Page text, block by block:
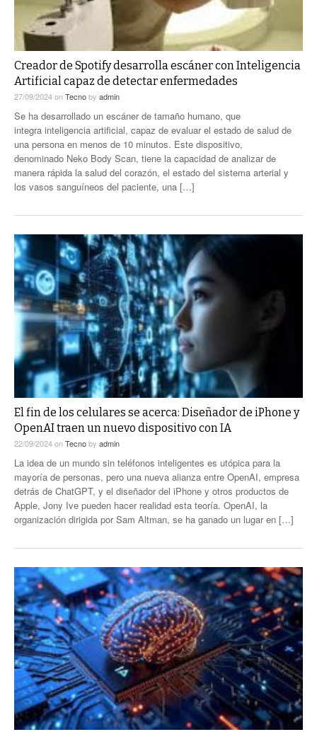
Creador de Spotify desarrolla escáner con Inteligencia
Artificial capaz de detectar enfermedades
27/09/2024onTecnoby admin
Se ha desarrollado un escáner de tamaño humano, que
integra inteligencia artificial, capaz de evaluar el estado de salud de
una persona en menos de 10 minutos. Este dispositivo,
denominado Neko Body Scan, tiene la capacidad de analizar de
manera rápida la salud del corazón, el estado del sistema arterial y
los vasos sanguíneos del paciente, una […]
El fin de los celulares se acerca: Diseñador de iPhone y
OpenAI traen un nuevo dispositivo con IA
22/09/2024onTecnoby admin
La idea de un mundo sin teléfonos inteligentes es utópica para la
mayoría de personas, pero una nueva alianza entre OpenAI, empresa
detrás de ChatGPT, y el diseñador del iPhone y otros productos de
Apple, Jony Ive pueden hacer realidad esta teoría. OpenAI, la
organización dirigida por Sam Altman, se ha ganado un lugar en […]